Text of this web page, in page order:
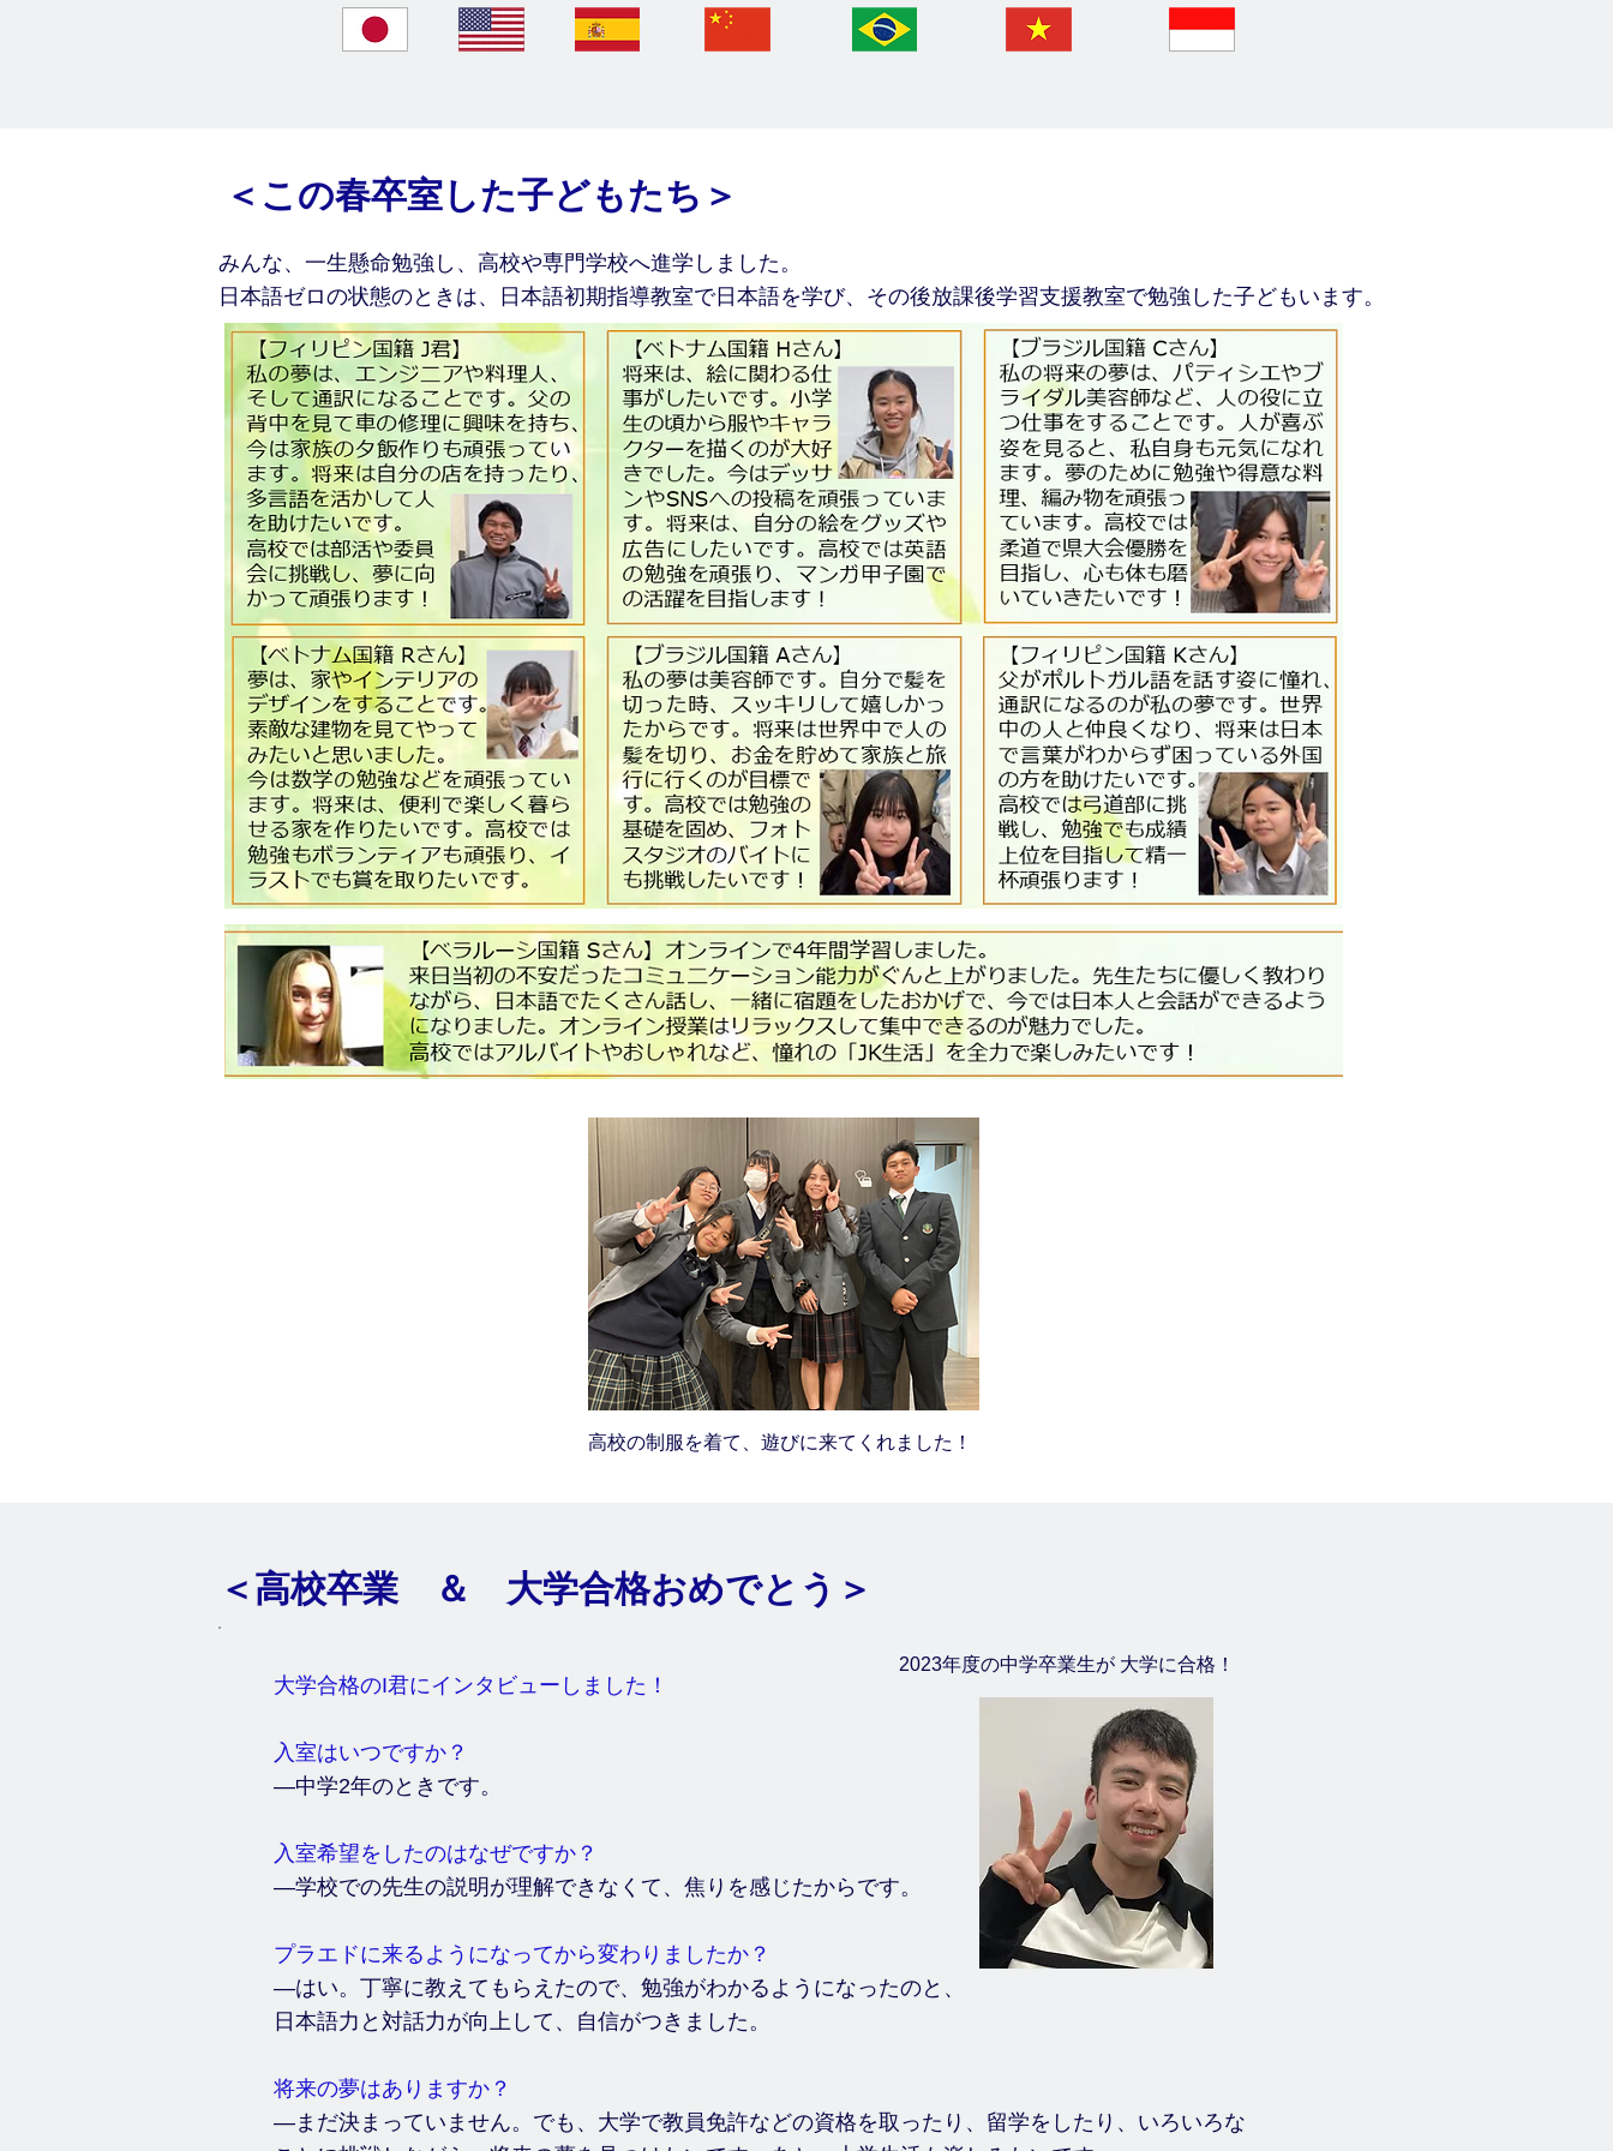
​＜この春卒室した子どもたち＞
みんな、一生懸命勉強し、高校や専門学校へ進学しました。
​日本語ゼロの状態のときは、日本語初期指導教室で日本語を学び、その後放課後学習支援教室で勉強した子どもいます。
高校の制服を着て、遊びに来てくれました！
​＜高校卒業 ＆ 大学合格おめでとう＞
2023年度の中学卒業生が 大学に合格！
大学合格のI君にインタビューしました！
入室はいつですか？
―中学2年のときです。
入室希望をしたのはなぜですか？
―学校での先生の説明が理解できなくて、焦りを感じたからです。
プラエドに来るようになってから変わりましたか？
―はい。丁寧に教えてもらえたので、勉強がわかるようになったのと、
日本語力と対話力が向上して、自信がつきました。
将来の夢はありますか？
―まだ決まっていません。でも、大学で教員免許などの資格を取ったり、留学をしたり、いろいろな